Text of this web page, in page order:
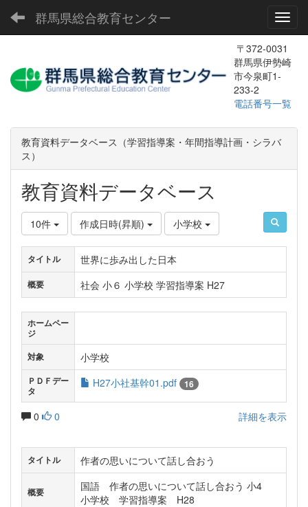
群馬県総合教育センター
〒372-0031
群馬県伊勢崎
市今泉町1-
233-2
電話番号一覧
教育資料データベース（学習指導案・年間指導計画・シラバ
ス）
教育資料データベース
10件 作成日時(昇順) 小学校
タイトル 世界に歩み出した日本
概要 社会 小６ 小学校 学習指導案 H27
ホームペー
ジ
対象
小学校
ＰＤＦデー
タ
H27小社基幹01.pdf 16
0 0 詳細を表示
タイトル 作者の思いについて話し合おう
概要
国語 作者の思いについて話し合おう 小4
小学校 学習指導案 H28